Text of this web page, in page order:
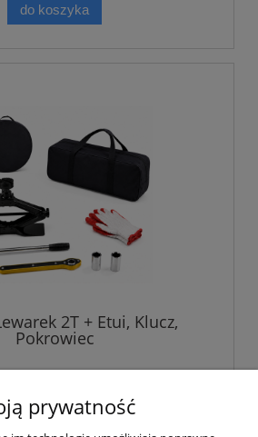
do koszyka
2T + Etui, Klucz,
Pokrowiec
prywatność